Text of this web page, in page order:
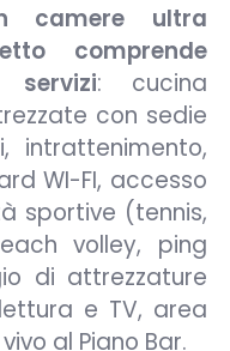
camere ultra
comprende
: cucina
con sedie
intrattenimento,
WI-FI, accesso
sportive (tennis,
volley, ping
di attrezzature
e TV, area
al Piano Bar.